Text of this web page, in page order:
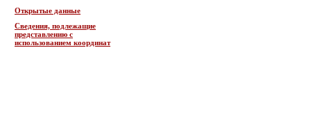
Открытые данные
Сведения, подлежащие
представлению с
использованием координат